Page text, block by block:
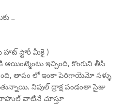
..
హాట్ స్టోరీ మీకై )
ఇచ్చింది, కొంగుని తీసి
తాపం లో ఇంకా పెరిగాయెమో సళ్ళు
నిపుల్ ద్రాక్ష పండంతా సైజు
వాటినే చూస్తూ